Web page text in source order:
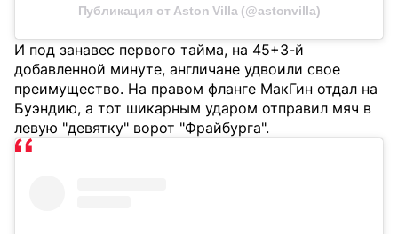
Публикация от Aston Villa (@astonvilla)
И под занавес первого тайма, на 45+3-й
добавленной минуте, англичане удвоили свое
преимущество. На правом фланге МакГин отдал на
Буэндию, а тот шикарным ударом отправил мяч в
левую "девятку" ворот "Фрайбурга".